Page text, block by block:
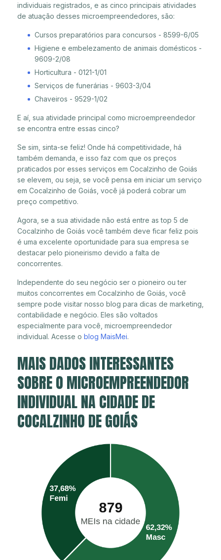
individuais registrados, e as cinco principais atividades
de atuação desses microempreendedores, são:
Cursos preparatórios para concursos - 8599-6/05
Higiene e embelezamento de animais domésticos -
9609-2/08
Horticultura - 0121-1/01
Serviços de funerárias - 9603-3/04
Chaveiros - 9529-1/02
E aí, sua atividade principal como microempreendedor
se encontra entre essas cinco?
Se sim, sinta-se feliz! Onde há competitividade, há
também demanda, e isso faz com que os preços
praticados por esses serviços em Cocalzinho de Goiás
se elevem, ou seja, se você pensa em iniciar um serviço
em Cocalzinho de Goiás, você já poderá cobrar um
preço competitivo.
Agora, se a sua atividade não está entre as top 5 de
Cocalzinho de Goiás você também deve ficar feliz pois
é uma excelente oportunidade para sua empresa se
destacar pelo pioneirismo devido a falta de
concorrentes.
Independente do seu negócio ser o pioneiro ou ter
muitos concorrentes em Cocalzinho de Goiás, você
sempre pode visitar nosso blog para dicas de marketing,
contabilidade e negócio. Eles são voltados
especialmente para você, microempreendedor
individual. Acesse o blog MaisMei.
MAIS DADOS INTERESSANTES
SOBRE O MICROEMPREENDEDOR
INDIVIDUAL NA CIDADE DE
COCALZINHO DE GOIÁS